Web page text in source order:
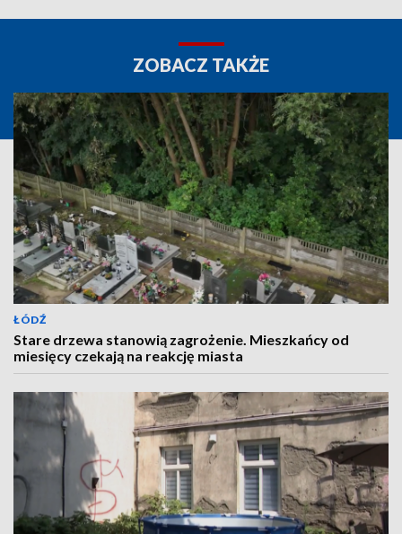
ZOBACZ TAKŻE
ŁÓDŹ
Stare drzewa stanowią zagrożenie. Mieszkańcy od
miesięcy czekają na reakcję miasta